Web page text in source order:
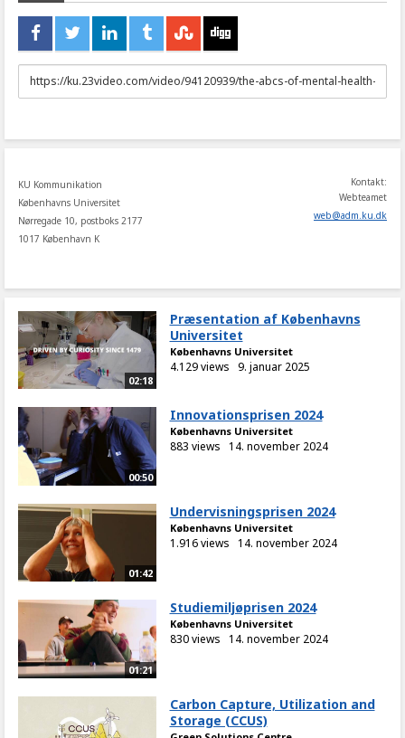
URL
to
KU Kommunikation
Københavns Universitet
Nørregade 10, postboks 2177
1017 København K
Kontakt:
Webteamet
web@adm.ku.dk
02:18
Præsentation af Københavns
Universitet
Københavns Universitet
4.129 views 9. januar 2025
00:50
Innovationsprisen 2024
Københavns Universitet
883 views 14. november 2024
01:42
Undervisningsprisen 2024
Københavns Universitet
1.916 views 14. november 2024
01:21
Studiemiljøprisen 2024
Københavns Universitet
830 views 14. november 2024
Carbon Capture, Utilization and
Storage (CCUS)